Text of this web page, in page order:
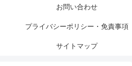
お問い合わせ
プライバシーポリシー・免責事項
サイトマップ